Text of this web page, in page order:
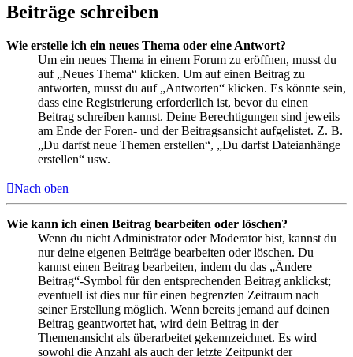
Beiträge schreiben
Wie erstelle ich ein neues Thema oder eine Antwort?
Um ein neues Thema in einem Forum zu eröffnen, musst du
auf „Neues Thema“ klicken. Um auf einen Beitrag zu
antworten, musst du auf „Antworten“ klicken. Es könnte sein,
dass eine Registrierung erforderlich ist, bevor du einen
Beitrag schreiben kannst. Deine Berechtigungen sind jeweils
am Ende der Foren- und der Beitragsansicht aufgelistet. Z. B.
„Du darfst neue Themen erstellen“, „Du darfst Dateianhänge
erstellen“ usw.
Nach oben
Wie kann ich einen Beitrag bearbeiten oder löschen?
Wenn du nicht Administrator oder Moderator bist, kannst du
nur deine eigenen Beiträge bearbeiten oder löschen. Du
kannst einen Beitrag bearbeiten, indem du das „Ändere
Beitrag“-Symbol für den entsprechenden Beitrag anklickst;
eventuell ist dies nur für einen begrenzten Zeitraum nach
seiner Erstellung möglich. Wenn bereits jemand auf deinen
Beitrag geantwortet hat, wird dein Beitrag in der
Themenansicht als überarbeitet gekennzeichnet. Es wird
sowohl die Anzahl als auch der letzte Zeitpunkt der